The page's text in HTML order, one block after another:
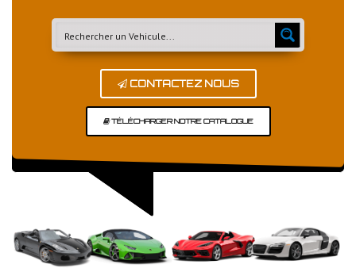
CONTACTEZ NOUS
TÉLÉCHARGER NOTRE CATALOGUE